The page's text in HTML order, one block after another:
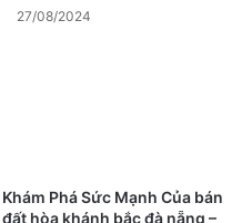
27/08/2024
Khám Phá Sức Mạnh Của bán
đất hòa khánh bắc đà nẵng –